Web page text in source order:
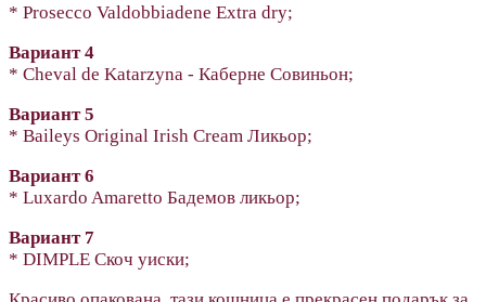
* Prosecco Valdobbiadene Extra dry;
Вариант 4
* Cheval de Katarzyna - Каберне Совиньон;
Вариант 5
* Baileys Original Irish Cream Ликьор;
Вариант 6
* Luxardo Amaretto Бадемов ликьор;
Вариант 7
* DIMPLE Скоч уиски;